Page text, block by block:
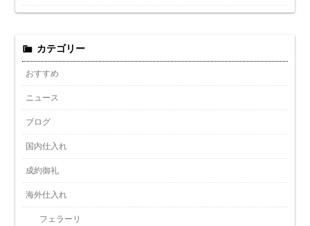
カテゴリー
おすすめ
ニュース
ブログ
国内仕入れ
成約御礼
海外仕入れ
フェラーリ